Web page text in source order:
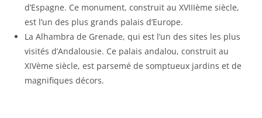
d’Espagne. Ce monument, construit au XVIIIème siècle,
est l’un des plus grands palais d’Europe.
La Alhambra de Grenade, qui est l’un des sites les plus
visités d’Andalousie. Ce palais andalou, construit au
XIVème siècle, est parsemé de somptueux jardins et de
magnifiques décors.